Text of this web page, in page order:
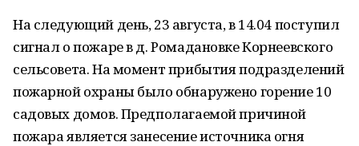
На следующий день, 23 августа, в 14.04 поступил
сигнал о пожаре в д. Ромадановке Корнеевского
сельсовета. На момент прибытия подразделений
пожарной охраны было обнаружено горение 10
садовых домов. Предполагаемой причиной
пожара является занесение источника огня